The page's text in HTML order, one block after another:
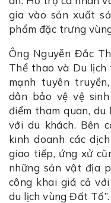
gia vào sản xuất
phẩm đặc trưng
Ông Nguyễn Đắc
Thể thao và Du lịch
mạnh tuyên
dân bảo vệ vệ
điểm tham quan,
với du khách. Bên
kinh doanh các
giao tiếp, ứng xử
những sản vật địa
công khai giá cả
du lịch vùng Đất Tổ”.